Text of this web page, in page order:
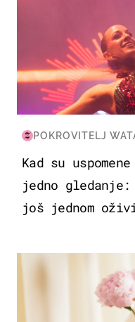
POKROVITELJ
Kad su
jedno
još jednom
MODA & LJEPOTA